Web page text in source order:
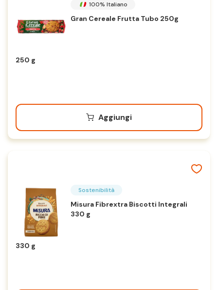
100% Italiano
Gran Cereale Frutta Tubo 250g
250 g
Aggiungi
Sostenibilità
Misura Fibrextra Biscotti Integrali
330 g
330 g